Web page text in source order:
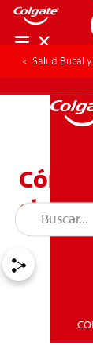
Salud Bucal
Cómo